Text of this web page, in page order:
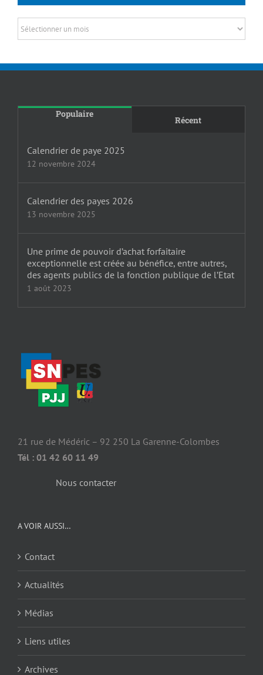
Archives
Populaire
Récent
Calendrier de paye 2025
12 novembre 2024
Calendrier des payes 2026
13 novembre 2025
Une prime de pouvoir d’achat forfaitaire
exceptionnelle est créée au bénéfice, entre autres,
des agents publics de la fonction publique de l’Etat
1 août 2023
21 rue de Médéric – 92 250 La Garenne-Colombes
Tél : 01 42 60 11 49
Nous contacter
A VOIR AUSSI…
Contact
Actualités
Médias
Liens utiles
Archives